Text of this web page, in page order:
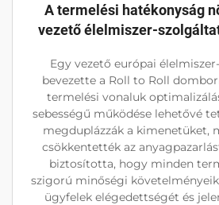
A termelési hatékonyság
vezető élelmiszer-
Egy vezető európai
bevezette a Roll to Roll
termelési vonaluk
sebességű működése lehetővé
megduplázzák a kimenetüket,
csökkentették az
biztosította, hogy minden
szigorú minőségi
ügyfelek elégedettségét és